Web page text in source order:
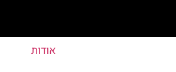
אודות